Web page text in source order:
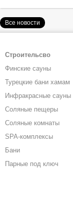
Все новости
Строительсво
Финские сауны
Турецкие бани хамам
Инфракрасные сауны
Соляные пещеры
Соляные комнаты
SPA-комплексы
Бани
Парные под ключ